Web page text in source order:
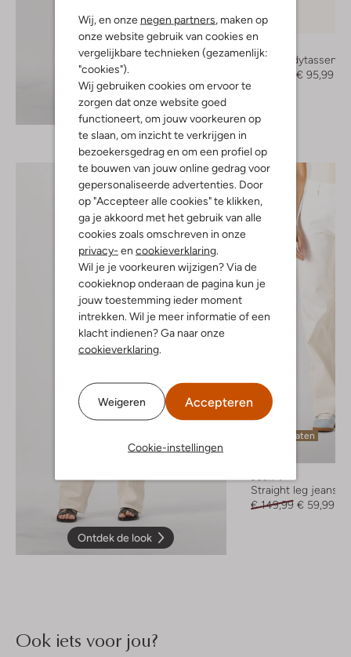
Wij, en onze negen partners, maken op
onze website gebruik van cookies en
vergelijkbare technieken (gezamenlijk:
"cookies").
Wij gebruiken cookies om ervoor te
zorgen dat onze website goed
functioneert, om jouw voorkeuren op
te slaan, om inzicht te verkrijgen in
bezoekersgedrag en om een profiel op
te bouwen van jouw online gedrag voor
gepersonaliseerde advertenties. Door
op "Accepteer alle cookies" te klikken,
ga je akkoord met het gebruik van alle
cookies zoals omschreven in onze
privacy- en cookieverklaring.
Wil je je voorkeuren wijzigen? Via de
cookieknop onderaan de pagina kun je
jouw toestemming ieder moment
intrekken. Wil je meer informatie of een
klacht indienen? Ga naar onze
cookieverklaring.
Weigeren Accepteren
Cookie-instellingen
Ontdek de look
-40%
Núnoo
Crossbodytassen
€ 95,99
Ontdek de look
Laatste maten
Straight leg jeans
€ 149,99 € 59,99
Ook iets voor jou?